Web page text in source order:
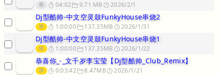
单 04:02 9.71 MB 2026/2/1
Dj型酷帅-中文空灵鼓FunkyHouse串烧2
串 1:00:00 137.35MB 2026/1/31
Dj型酷帅-中文空灵鼓FunkyHouse串烧1
串 1:00:00 137.35MB 2026/1/22
恭喜你_-_文千岁李宝莹【Dj型酷帅_Club_Remix】
串 0:03:42 8.47MB 2026/1/21